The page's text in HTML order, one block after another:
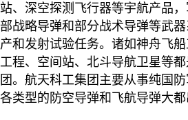
站、深空探测飞行器等宇航产品
部战略导弹和部分战术导弹等武
产和发射试验任务。诸如神舟飞
工程、空间站、北斗导航卫星等
团。航天科工集团主要从事纯国
各类型的防空导弹和飞航导弹大都